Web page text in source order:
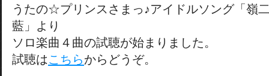
うたの☆プリンスさまっ♪アイドルソング「嶺
藍」より
ソロ楽曲４曲の試聴が始まりました。
試聴はこちらからどうぞ。